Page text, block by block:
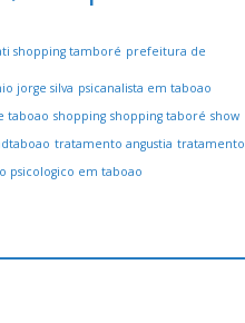
shopping tamboré prefeitura de
jorge silva psicanalista em taboao
taboao shopping shopping taboré show
tratamento angustia tratamento
psicologico em taboao